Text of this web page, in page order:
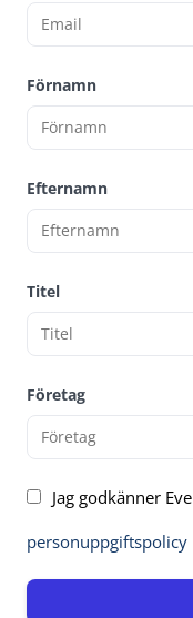
Förnamn
Efternamn
Titel
Företag
Jag godkänner
personuppgiftspolicy